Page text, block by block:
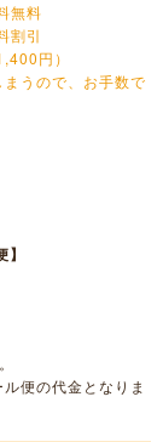
無料
割引
円）
うので、お手数で
便の代金となりま